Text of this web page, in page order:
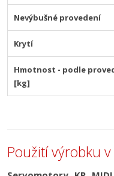
Nevýbušné provedení
Krytí
Hmotnost - podle
[kg]
Použití výrobku